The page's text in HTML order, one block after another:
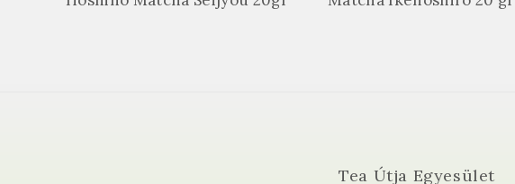
Tea Útja Egyesület